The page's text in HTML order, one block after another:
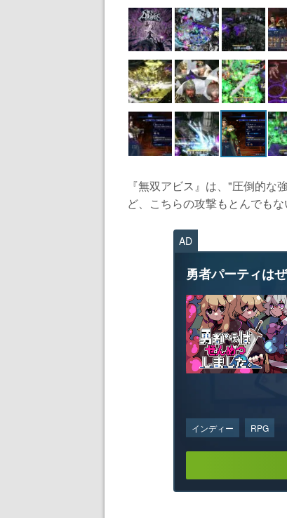
『無双アビス』は、"圧倒的
ど、こちらの攻撃もとんでも
AD
勇者パーティは
インディー RPG